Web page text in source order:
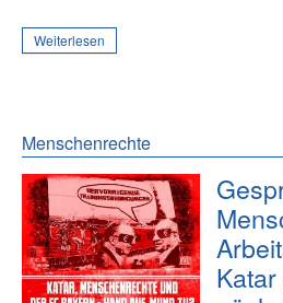
Weiterlesen
Menschenrechte